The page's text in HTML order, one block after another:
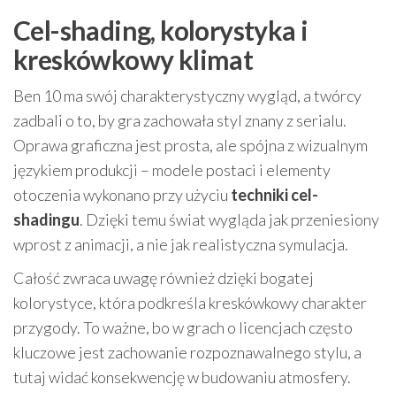
Cel-shading, kolorystyka i
kreskówkowy klimat
Ben 10 ma swój charakterystyczny wygląd, a twórcy
zadbali o to, by gra zachowała styl znany z serialu.
Oprawa graficzna jest prosta, ale spójna z wizualnym
językiem produkcji – modele postaci i elementy
otoczenia wykonano przy użyciu techniki cel-
shadingu. Dzięki temu świat wygląda jak przeniesiony
wprost z animacji, a nie jak realistyczna symulacja.
Całość zwraca uwagę również dzięki bogatej
kolorystyce, która podkreśla kreskówkowy charakter
przygody. To ważne, bo w grach o licencjach często
kluczowe jest zachowanie rozpoznawalnego stylu, a
tutaj widać konsekwencję w budowaniu atmosfery.